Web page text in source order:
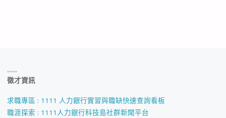
徵才資訊
求職專區 : 1111 人力銀行實習與職缺快速查詢看板
職涯探索 : 1111人力銀行科技島社群新聞平台